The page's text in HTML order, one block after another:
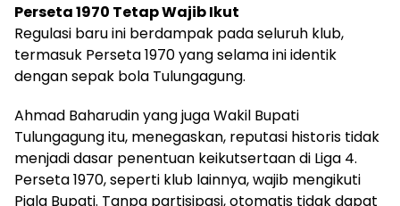
Perseta 1970 Tetap Wajib Ikut
Regulasi baru ini berdampak pada seluruh klub,
termasuk Perseta 1970 yang selama ini identik
dengan sepak bola Tulungagung.
Ahmad Baharudin yang juga Wakil Bupati
Tulungagung itu, menegaskan, reputasi historis tidak
menjadi dasar penentuan keikutsertaan di Liga 4.
Perseta 1970, seperti klub lainnya, wajib mengikuti
Piala Bupati. Tanpa partisipasi, otomatis tidak dapat